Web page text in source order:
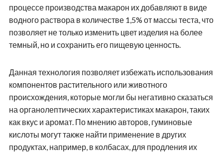
процессе производства макарон их добавляют в виде
водного раствора в количестве 1,5% от массы теста, что
позволяет не только изменить цвет изделия на более
темный, но и сохранить его пищевую ценность.
Данная технология позволяет избежать использования
компонентов растительного или животного
происхождения, которые могли бы негативно сказаться
на органолептических характеристиках макарон, таких
как вкус и аромат. По мнению авторов, гуминовые
кислоты могут также найти применение в других
продуктах, например, в колбасах, для продления их